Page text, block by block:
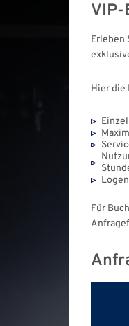
VIP-
Erleben
Hier die
Für